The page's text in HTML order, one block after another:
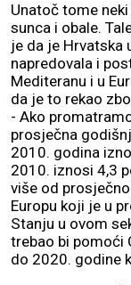
Unatoč tome
sunca i obale.
je da je Hrvatska
napredovala i
Mediteranu i u
da je to rekao
- Ako
prosječna
2010. godina
2010. iznosi 4,3
više od
Europu koji je u
Stanju u ovom
trebao bi pomoći
do 2020. godine